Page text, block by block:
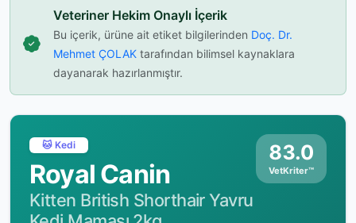
Veteriner Hekim Onaylı İçerik
Bu içerik, ürüne ait etiket bilgilerinden Doç. Dr.
Mehmet ÇOLAK tarafından bilimsel kaynaklara
dayanarak hazırlanmıştır.
🐱 Kedi
Royal Canin
Kitten British Shorthair Yavru
83.0
VetKriter™